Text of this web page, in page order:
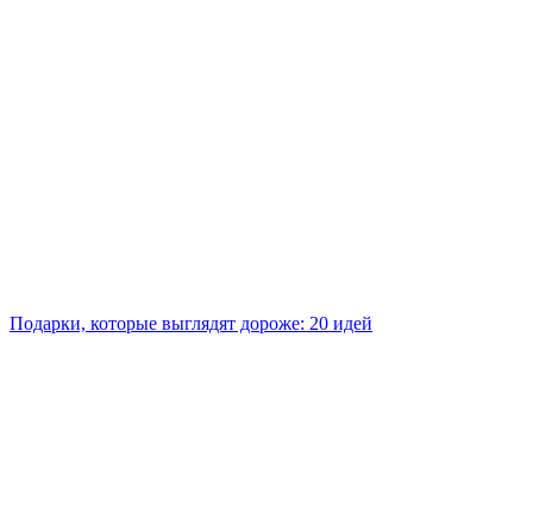
Подарки, которые выглядят дороже: 20 идей